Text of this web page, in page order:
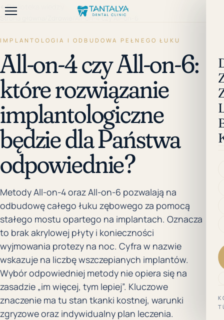
←Biblioteka wiedzy
Strona główna All-on-4 czy All-on-6
IMPLANTOLOGIA I ODBUDOWA PEŁNEGO ŁUKU
All-on-4 czy All-on-6:
które rozwiązanie
implantologiczne
będzie dla Państwa
odpowiednie?
Metody All-on-4 oraz All-on-6 pozwalają na
odbudowę całego łuku zębowego za pomocą
stałego mostu opartego na implantach. Oznacza
to brak akrylowej płyty i konieczności
wyjmowania protezy na noc. Cyfra w nazwie
wskazuje na liczbę wszczepianych implantów.
Wybór odpowiedniej metody nie opiera się na
zasadzie „im więcej, tym lepiej”. Kluczowe
znaczenie ma tu stan tkanki kostnej, warunki
zgryzowe oraz indywidualny plan leczenia.